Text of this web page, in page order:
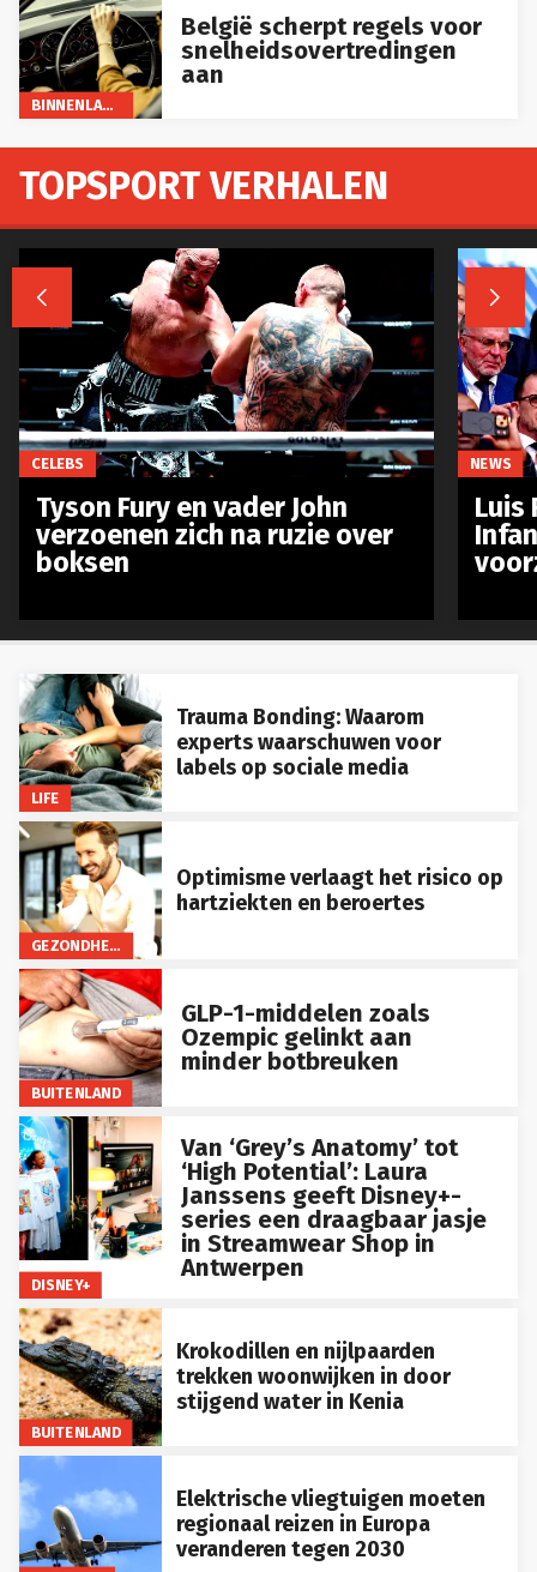
BINNENLAND
België scherpt regels voor
snelheidsovertredingen
aan
LIFE
Trauma Bonding: Waarom
experts waarschuwen voor
labels op sociale media
GEZONDHEID
Optimisme verlaagt het risico op
hartziekten en beroertes
BUITENLAND
GLP-1-middelen zoals
Ozempic gelinkt aan
minder botbreuken
DISNEY+
Van ‘Grey’s Anatomy’ tot
‘High Potential’: Laura
Janssens geeft Disney+-
series een draagbaar jasje
in Streamwear Shop in
Antwerpen
BUITENLAND
Krokodillen en nijlpaarden
trekken woonwijken in door
stijgend water in Kenia
Elektrische vliegtuigen moeten
regionaal reizen in Europa
veranderen tegen 2030
TOPSPORT VERHALEN
 
CELEBS
Tyson Fury en vader John
verzoenen zich na ruzie over
boksen
NEWS
Luis